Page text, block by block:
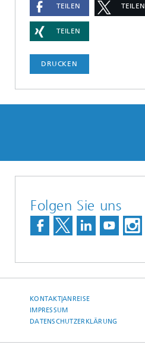
TEILEN TEILEN
TEILEN
DRUCKEN
Folgen Sie uns
KONTAKT|ANREISE
IMPRESSUM
DATENSCHUTZERKLÄRUNG